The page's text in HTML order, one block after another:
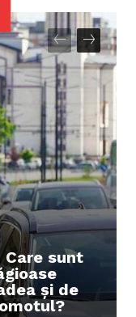
Care sunt
și de